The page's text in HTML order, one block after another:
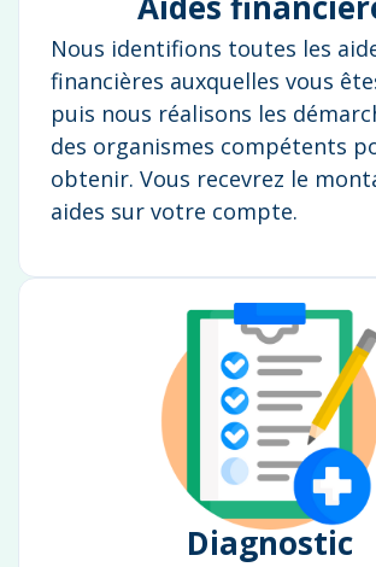
Nous identifions toutes les
financières auxquelles vous
puis nous réalisons les
des organismes compétents
obtenir. Vous recevrez le
aides sur votre compte.
Diagnostic